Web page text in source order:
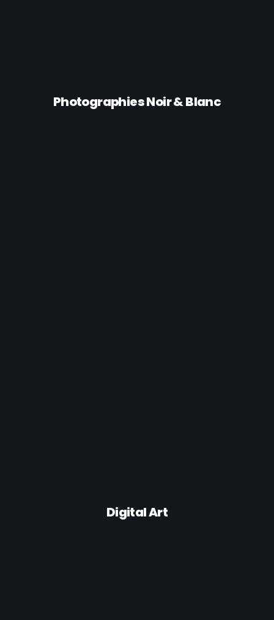
Photographies Noir & Blanc
Digital Art